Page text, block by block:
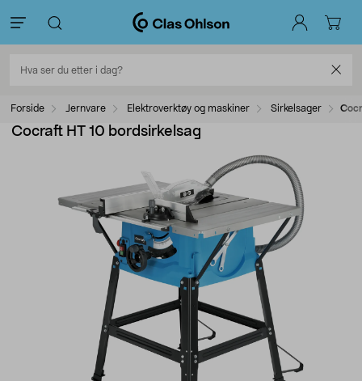
Forside Jernvare Elektroverktøy og maskiner Sirkelsager
Cocraft HT 10 bordsirkelsag